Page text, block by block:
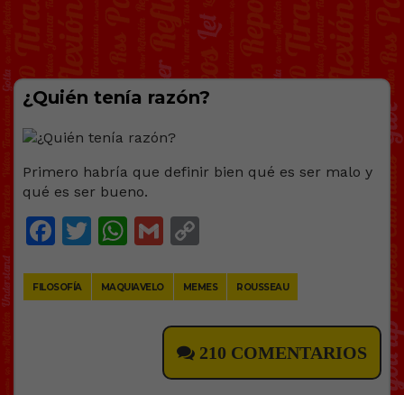
¿Quién tenía razón?
Primero habría que definir bien qué es ser malo y
qué es ser bueno.
Facebook
Twitter
WhatsApp
Gmail
FILOSOFÍA MAQUIAVELO MEMES ROUSSEAU
210 COMENTARIOS